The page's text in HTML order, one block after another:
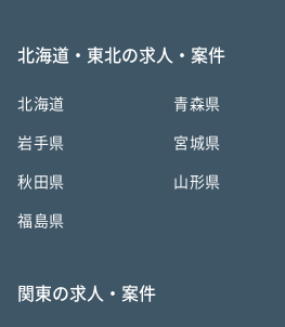
北海道・東北の求人・案件
北海道 青森県
岩手県 宮城県
秋田県 山形県
福島県
関東の求人・案件